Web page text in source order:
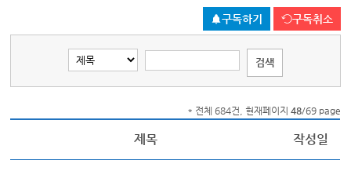
구독하기 구독취소
* 전체 684건, 현재페이지 48/69 page
제목 작성일